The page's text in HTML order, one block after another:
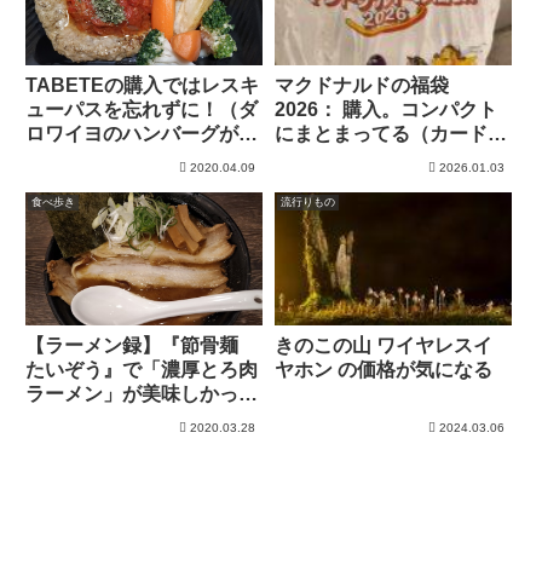
TABETEの購入ではレスキ
ューパスを忘れずに！（ダ
ロワイヨのハンバーグが美
2020.04.09
マクドナルドの福袋
2026： 購入。コンパクト
にまとまってる（カードな
2026.01.03
食べ歩き
【ラーメン録】『節骨麺
たいぞう』で「濃厚とろ肉
ラーメン」が美味しかった
2020.03.28
流行りもの
きのこの山 ワイヤレスイ
ヤホン の価格が気になる
2024.03.06